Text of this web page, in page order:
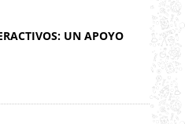
UN APOYO